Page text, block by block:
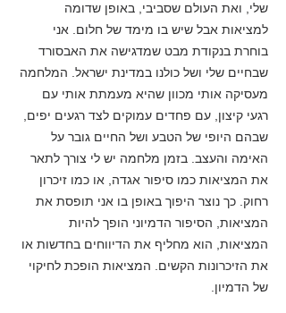
שלי, ואת העולם שסביבי, באופן שדומה
למציאות אבל שיש בו מימד של חלום. אני
בוחרת בנקודת מבט שמדגישה את האבסורד
שבחיים שלי ושל כולנו במדינת ישראל. המלחמה
מעסיקה אותי מכוון שהיא מעמתת אותי עם
רגעי קיצון, עם פחדים עמוקים לצד רגעים יפים,
שבהם היופי של הטבע ושל החיים גובר על
האימה והעצב. בזמן מלחמה יש לי צורך לתאר
את המציאות כמו סיפור אגדה, או כמו זיכרון
רחוק. כך נוצר היפוך באופן בו אני תופסת את
המציאות, הסיפור הדמיוני הופך להיות
המציאות, הוא מחליף את הדיווחים בחדשות או
את הזיכרונות הקשים. המציאות הופכת לחיקוי
של הדמיון.